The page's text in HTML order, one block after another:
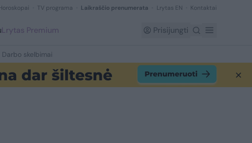
TV programa Laikraščio prenumerata Lrytas EN Kontaktai
Lrytas Premium Prisijungti
Darbo skelbimai